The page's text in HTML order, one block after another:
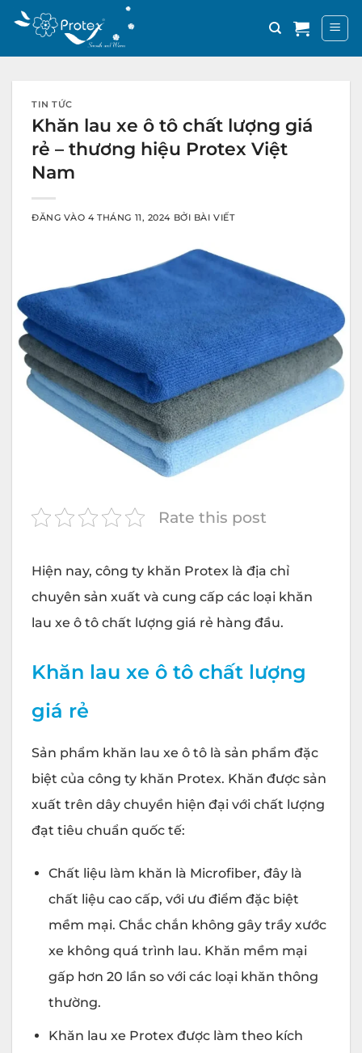
qua
TIN TỨC
Khăn lau xe ô tô chất lượng giá
rẻ – thương hiệu Protex Việt
Nam
ĐĂNG VÀO4 THÁNG 11, 2024 BỞI BÀI VIẾT
Rate this post
Hiện nay, công ty khăn Protex là địa chỉ
chuyên sản xuất và cung cấp các loại khăn
lau xe ô tô chất lượng giá rẻ hàng đầu.
Khăn lau xe ô tô chất lượng
giá rẻ
Sản phẩm khăn lau xe ô tô là sản phẩm đặc
biệt của công ty khăn Protex. Khăn được sản
xuất trên dây chuyền hiện đại với chất lượng
đạt tiêu chuẩn quốc tế:
Chất liệu làm khăn là Microfiber, đây là
chất liệu cao cấp, với ưu điểm đặc biệt
mềm mại. Chắc chắn không gây trầy xước
xe không quá trình lau. Khăn mềm mại
gấp hơn 20 lần so với các loại khăn thông
thường.
Khăn lau xe Protex được làm theo kích